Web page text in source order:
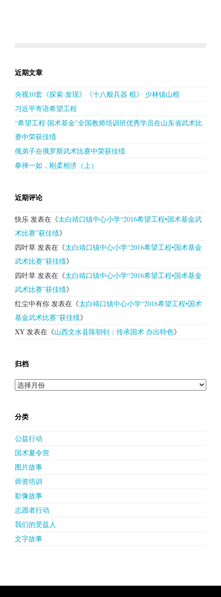
近期文章
央视10套《探索·发现》《十八般兵器 棍》 少林镇山棍
习近平寄语希望工程
“希望工程·国术基金”全国教师培训班优秀学员在山东省武术比
赛中荣获佳绩
俄弟子在俄罗斯武术比赛中荣获佳绩
拳禅一如，刚柔相济（上）
近期评论
快乐 发表在《太白靖口镇中心小学“2016希望工程•国术基金武
术比赛”获佳绩》
四叶草 发表在《太白靖口镇中心小学“2016希望工程•国术基金
武术比赛”获佳绩》
四叶草 发表在《太白靖口镇中心小学“2016希望工程•国术基金
武术比赛”获佳绩》
红尘中有你 发表在《太白靖口镇中心小学“2016希望工程•国术
基金武术比赛”获佳绩》
XY 发表在《山西文水县陈朝钊：传承国术 办出特色》
归档
归
分类
公益行动
国术夏令营
图片故事
师资培训
影像故事
志愿者行动
我们的受益人
文字故事